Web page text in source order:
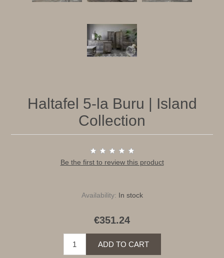
Haltafel 5-la Buru | Island
Collection
Be the first to review this product
Availability: In stock
€351.24
ADD TO CART